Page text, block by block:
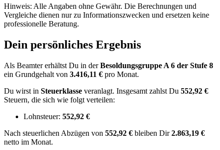
Hinweis: Alle Angaben ohne Gewähr. Die Berechnungen und
Vergleiche dienen nur zu Informationszwecken und ersetzen keine
professionelle Beratung.
Dein persönliches Ergebnis
Als Beamter erhältst Du in derBesoldungsgruppe A 6 der Stufe 8
ein Grundgehalt von 3.416,11 € pro Monat.
Du wirst in Steuerklasse veranlagt. Insgesamt zahlst Du 552,92 €
Steuern, die sich wie folgt verteilen:
Lohnsteuer: 552,92 €
Nach steuerlichen Abzügen von 552,92 € bleiben Dir2.863,19 €
netto im Monat.